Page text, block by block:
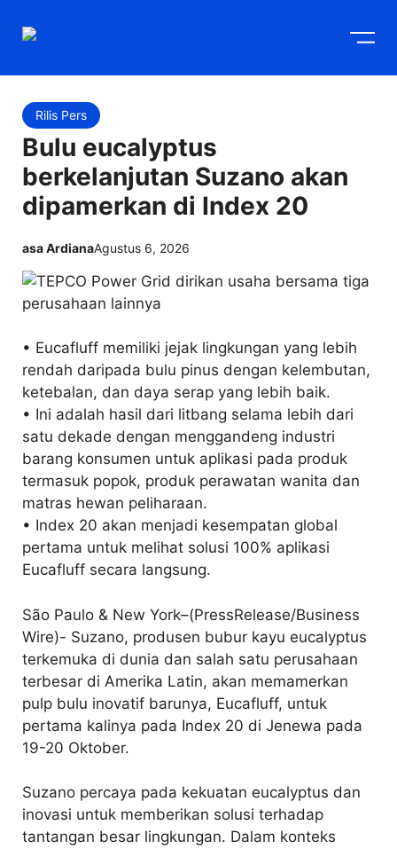
Rilis Pers
Bulu eucalyptus
berkelanjutan Suzano akan
dipamerkan di Index 20
asa ArdianaAgustus 6, 2026
• Eucafluff memiliki jejak lingkungan yang lebih
rendah daripada bulu pinus dengan kelembutan,
ketebalan, dan daya serap yang lebih baik.
• Ini adalah hasil dari litbang selama lebih dari
satu dekade dengan menggandeng industri
barang konsumen untuk aplikasi pada produk
termasuk popok, produk perawatan wanita dan
matras hewan peliharaan.
• Index 20 akan menjadi kesempatan global
pertama untuk melihat solusi 100% aplikasi
Eucafluff secara langsung.
São Paulo & New York–(PressRelease/Business
Wire)- Suzano, produsen bubur kayu eucalyptus
terkemuka di dunia dan salah satu perusahaan
terbesar di Amerika Latin, akan memamerkan
pulp bulu inovatif barunya, Eucafluff, untuk
pertama kalinya pada Index 20 di Jenewa pada
19-20 Oktober.
Suzano percaya pada kekuatan eucalyptus dan
inovasi untuk memberikan solusi terhadap
tantangan besar lingkungan. Dalam konteks